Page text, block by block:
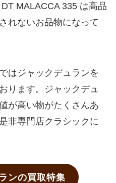
MALACCA 335 は高品
れないお品物になって
はジャックデュランを
ります。ジャックデュ
が高い物がたくさんあ
非専門店クラシックに
ンの買取特集